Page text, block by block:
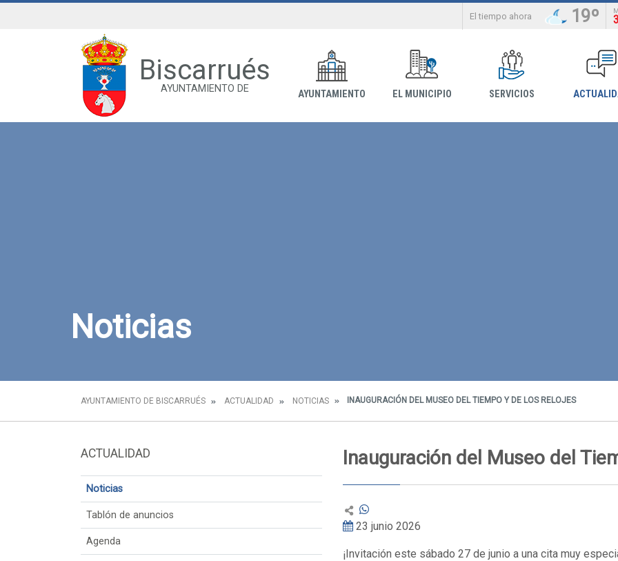
El tiempo ahora 19º
Biscarrués
AYUNTAMIENTO DE AYUNTAMIENTO EL MUNICIPIO SERVICIOS
Noticias
AYUNTAMIENTO DE BISCARRUÉS ACTUALIDAD NOTICIAS INAUGURACIÓN DEL MUSEO DEL TIEMPO Y DE LOS RELOJES
ACTUALIDAD
Noticias
Tablón de anuncios
Agenda
Inauguración del Museo del
23 junio 2026
¡Invitación este sábado 27 de junio a una cita muy